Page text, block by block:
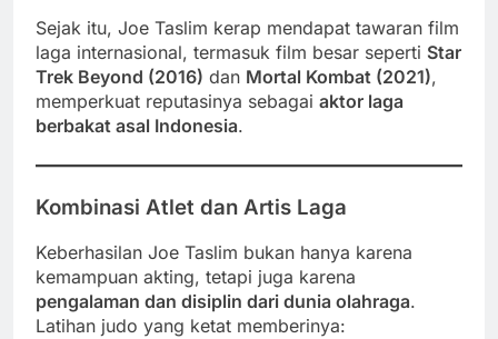
Sejak itu, Joe Taslim kerap mendapat tawaran film
laga internasional, termasuk film besar seperti Star
Trek Beyond (2016) dan Mortal Kombat (2021),
memperkuat reputasinya sebagai aktor laga
berbakat asal Indonesia.
Kombinasi Atlet dan Artis Laga
Keberhasilan Joe Taslim bukan hanya karena
kemampuan akting, tetapi juga karena
pengalaman dan disiplin dari dunia olahraga.
Latihan judo yang ketat memberinya: